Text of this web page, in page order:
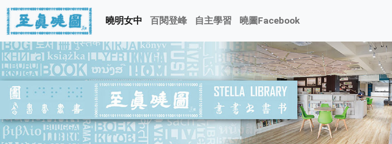
曉明女中 百閱登峰 自主學習 曉圖Facebook